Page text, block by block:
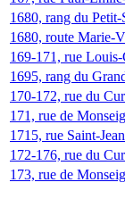
1680, rang du
1680, route Marie-
169-171, rue Louis-
1695, rang du
170-172, rue du
171, rue de
1715, rue Saint-
172-176, rue du
173, rue de